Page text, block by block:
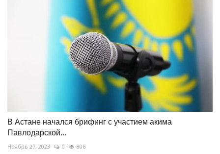
В Астане начался брифинг с участием акима
Павлодарской...
Ноябрь 27, 2023 0 806